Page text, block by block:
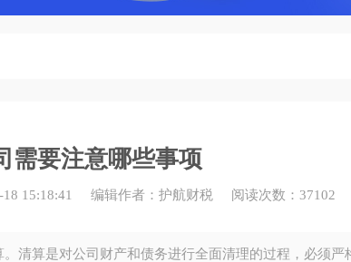
需要注意哪些事项
18 15:18:41 编辑作者：护航财税 阅读次数：37102
清算是对公司财产和债务进行全面清理的过程，必须严